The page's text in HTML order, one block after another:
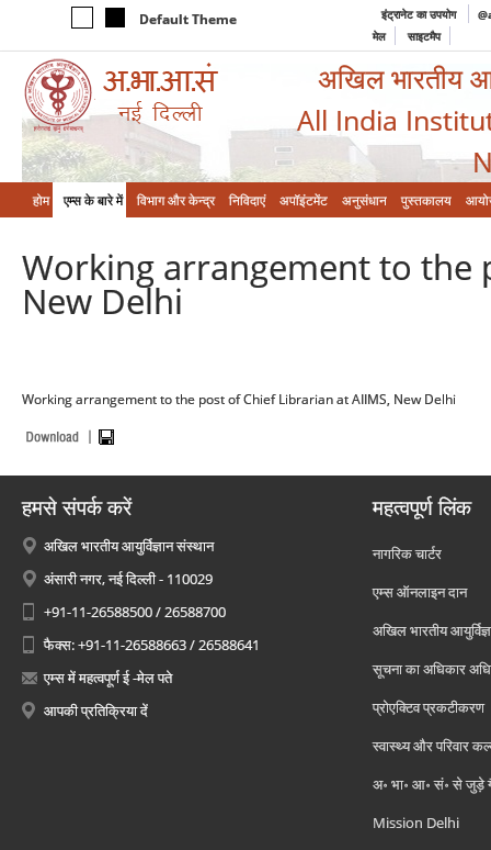
Default Theme इंट्रानेट का उपयोग
मेल
साइटमैप
अखिल भारतीय
All India
होम एम्‍स के बारे में विभाग और केन्‍द्र निविदाएं अपॉइंटमेंट अनुसंधान पुस्तकालय
Working arrangement to the
New Delhi
Working arrangement to the post of Chief Librarian at AIIMS, New Delhi
हमसे संपर्क करें
अखिल भारतीय आयुर्विज्ञान संस्थान
अंसारी नगर, नई दिल्ली - 110029
+91-11-26588500 / 26588700
फैक्स: +91-11-26588663 / 26588641
एम्स में महत्वपूर्ण ई -मेल पते
आपकी प्रतिक्रिया दें
महत्वपूर्ण लिंक
नागरिक चार्टर
एम्स ऑनलाइन दान
अखिल भारतीय
सूचना का अधिकार
प्रोएक्टिव प्रकटीकरण
स्वास्थ्य और परिवार
अ॰ भा॰ आ॰ सं॰ से जुड़े
Mission Delhi